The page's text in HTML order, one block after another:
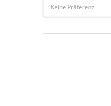
Keine Präferenz